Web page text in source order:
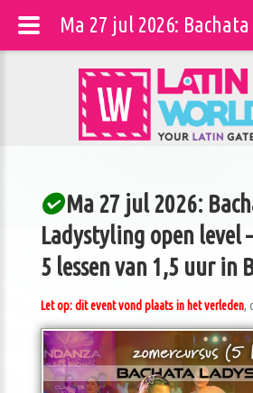
Ma 27 jul 2026:
Ladystyling open level
5 lessen van 1,5 uur in
Let op: dit event vond plaats in het verleden,
Ma 27 jul 2026: